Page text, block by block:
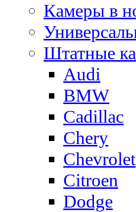
Камеры в
Штатные
Audi
BMW
Cadillac
Chery
Chevrolet
Citroen
Dodge